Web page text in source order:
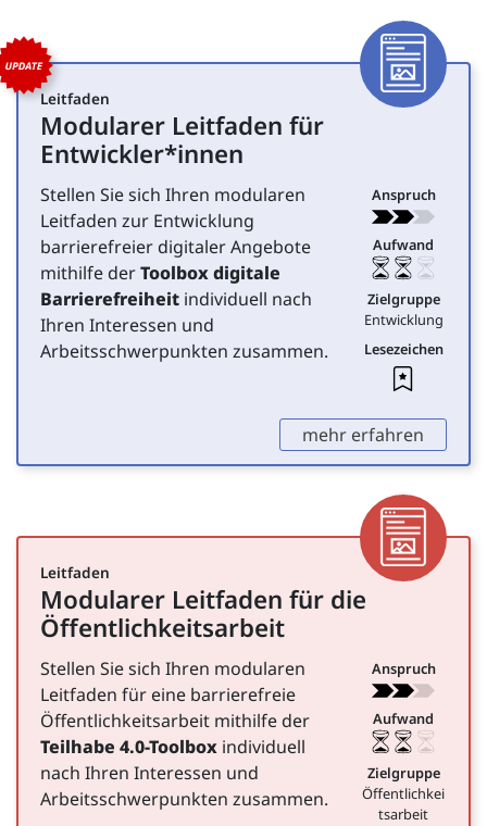
Toolliste überspringen
Tools zur Umsetzung
Leitfaden
für Entwicklung
Modularer Leitfaden für
Entwickler*innen
Artikel
Stellen Sie sich Ihren modularen
Leitfaden zur Entwicklung
barrierefreier digitaler Angebote
mithilfe derToolbox digitale
Barrierefreiheit individuell nach
Ihren Interessen und
Arbeitsschwerpunkten zusammen.
Anspruch
Aufwand
Zielgruppe
Entwicklung
Lesezeichen
,mehr erfahren
Leitfaden
für Öffentlichkeitsarbeit
Modularer Leitfaden für die
Öffentlichkeitsarbeit
Artikel
Stellen Sie sich Ihren modularen
Leitfaden für eine barrierefreie
Öffentlichkeitsarbeit mithilfe der
Teilhabe 4.0-Toolbox individuell
nach Ihren Interessen und
Arbeitsschwerpunkten zusammen.
Anspruch
Aufwand
Zielgruppe
Öffentlichkei
tsarbeit